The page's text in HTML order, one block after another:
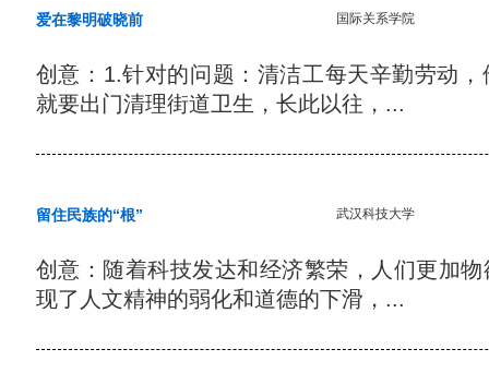
爱在黎明破晓前 国际关系学院
创意：1.针对的问题：清洁工每天辛勤劳动
就要出门清理街道卫生，长此以往，...
留住民族的“根” 武汉科技大学
创意：随着科技发达和经济繁荣，人们更加
现了人文精神的弱化和道德的下滑，...